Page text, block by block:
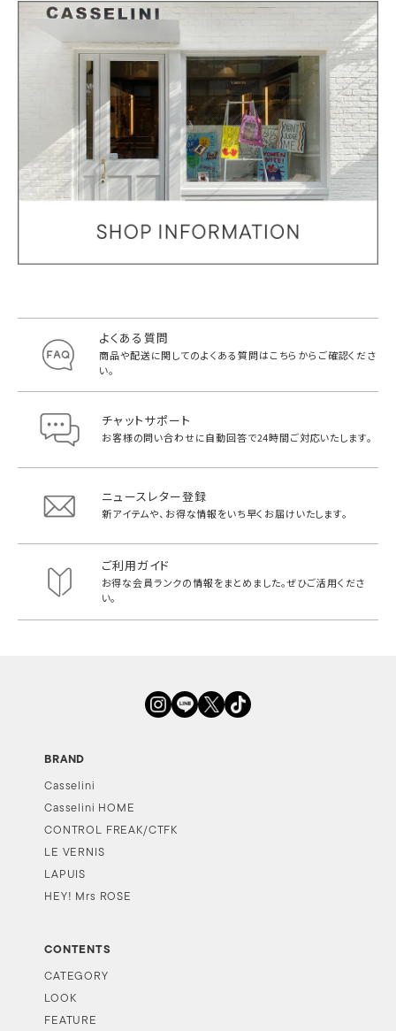
よくある質問
商品や配送に関してのよくある質問はこちらからご確認くださ
い。
チャットサポート
お客様の問い合わせに自動回答で24時間ご対応いたします。
ニュースレター登録
新アイテムや、お得な情報をいち早く お届けいたします。
ご利用ガイド
お得な会員ランクの情報をまとめました。ぜひご活用くださ
い。
BRAND
Casselini
Casselini HOME
CONTROL FREAK/CTFK
LE VERNIS
LAPUIS
HEY! Mrs ROSE
CONTENTS
CATEGORY
LOOK
FEATURE